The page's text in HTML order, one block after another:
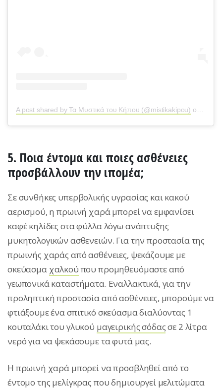
A post shared by Τα Μυστικά του Κήπου (@mistikakipou) on
5. Ποια έντομα και ποιες ασθένειες
προσβάλλουν την ιπομέα;
Σε συνθήκες υπερβολικής υγρασίας και κακού
αερισμού, η πρωινή χαρά μπορεί να εμφανίσει
καφέ κηλίδες στα φύλλα λόγω ανάπτυξης
μυκητολογικών ασθενειών. Για την προστασία της
πρωινής χαράς από ασθένειες, ψεκάζουμε με
σκεύασμα χαλκού που προμηθευόμαστε από
γεωπονικά καταστήματα. Εναλλακτικά, για την
προληπτική προστασία από ασθένειες, μπορούμε να
φτιάξουμε ένα σπιτικό σκεύασμα διαλύοντας 1
κουταλάκι του γλυκού μαγειρικής σόδαςσε 2 λίτρα
νερό για να ψεκάσουμε τα φυτά μας.
Η πρωινή χαρά μπορεί να προσβληθεί από το
έντομο της μελίγκρας που δημιουργεί μελιτώματα